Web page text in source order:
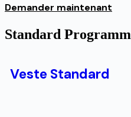
Demander maintenant
Standard Programm
Veste Standard